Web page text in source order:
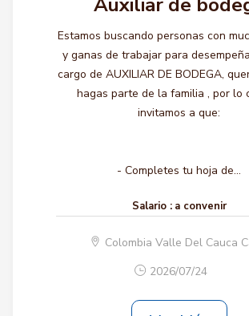
Estamos buscando personas con
y ganas de trabajar para
cargo de AUXILIAR DE BODEGA,
hagas parte de la familia , por lo
invitamos a que:
- Completes tu hoja de...
Salario : a convenir
Colombia Valle Del Cauca
2026/07/24